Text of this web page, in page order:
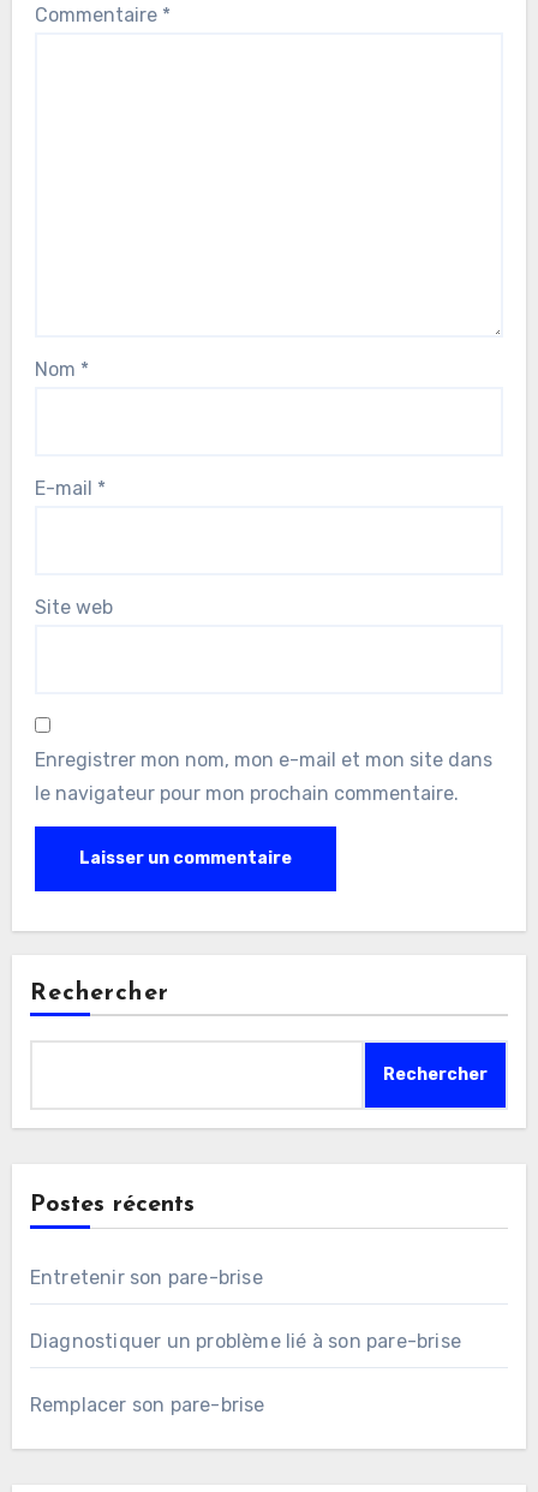
Commentaire *
Nom *
E-mail *
Site web
Enregistrer mon nom, mon e-mail et mon site dans
le navigateur pour mon prochain commentaire.
Rechercher
Rechercher
Postes récents
Entretenir son pare-brise
Diagnostiquer un problème lié à son pare-brise
Remplacer son pare-brise